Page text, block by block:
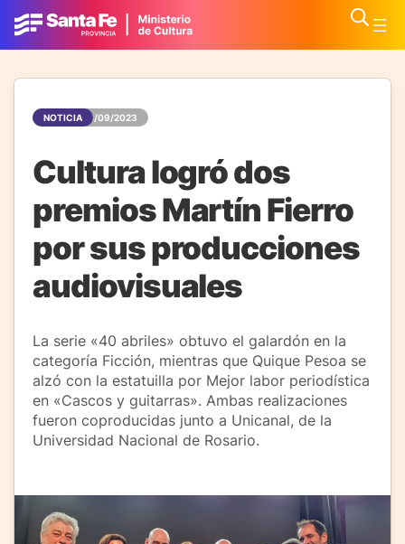
NOTICIA 24/09/2023
Cultura logró dos
premios Martín Fierro
por sus producciones
audiovisuales
La serie «40 abriles» obtuvo el galardón en la
categoría Ficción, mientras que Quique Pesoa se
alzó con la estatuilla por Mejor labor periodística
en «Cascos y guitarras». Ambas realizaciones
fueron coproducidas junto a Unicanal, de la
Universidad Nacional de Rosario.